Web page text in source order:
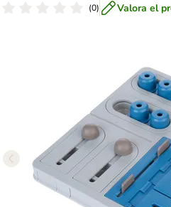
(0) Valora el